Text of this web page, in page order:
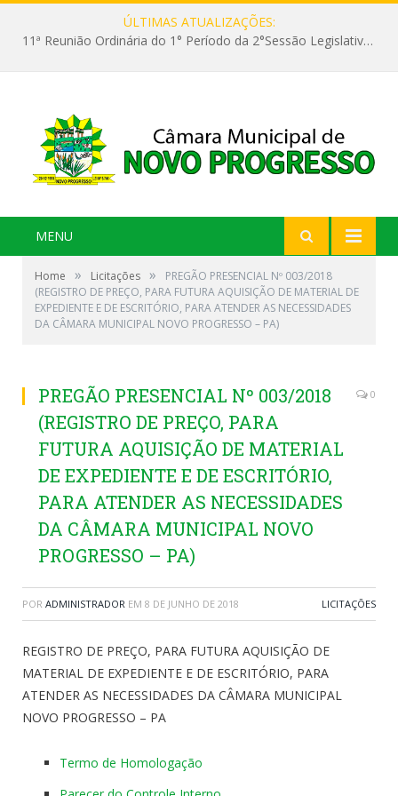
ÚLTIMAS ATUALIZAÇÕES:
11ª Reunião Ordinária do 1° Período da 2°Sessão Legislativa da 9ª Legislatura do Poder Legislativo
MENU
Home » Licitações »
PREGÃO PRESENCIAL Nº 003/2018
(REGISTRO DE PREÇO, PARA FUTURA AQUISIÇÃO DE MATERIAL DE
EXPEDIENTE E DE ESCRITÓRIO, PARA ATENDER AS NECESSIDADES
DA CÂMARA MUNICIPAL NOVO PROGRESSO – PA)
PREGÃO PRESENCIAL Nº 003/2018
(REGISTRO DE PREÇO, PARA
FUTURA AQUISIÇÃO DE MATERIAL
DE EXPEDIENTE E DE ESCRITÓRIO,
PARA ATENDER AS NECESSIDADES
DA CÂMARA MUNICIPAL NOVO
PROGRESSO – PA)
0
POR ADMINISTRADOR EM 8 DE JUNHO DE 2018 LICITAÇÕES
REGISTRO DE PREÇO, PARA FUTURA AQUISIÇÃO DE
MATERIAL DE EXPEDIENTE E DE ESCRITÓRIO, PARA
ATENDER AS NECESSIDADES DA CÂMARA MUNICIPAL
NOVO PROGRESSO – PA
Termo de Homologação